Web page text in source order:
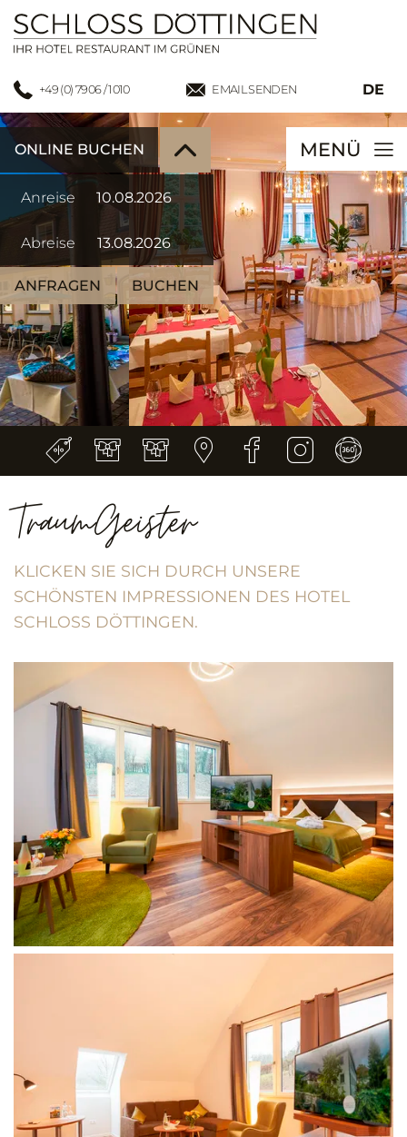
+49 (0) 7906 / 1010 EMAIL SENDEN DE
ONLINE BUCHEN
Anreise
Abreise
ANFRAGEN BUCHEN
MENÜ
TraumGeister
KLICKEN SIE SICH DURCH UNSERE
SCHÖNSTEN IMPRESSIONEN DES HOTEL
SCHLOSS DÖTTINGEN.